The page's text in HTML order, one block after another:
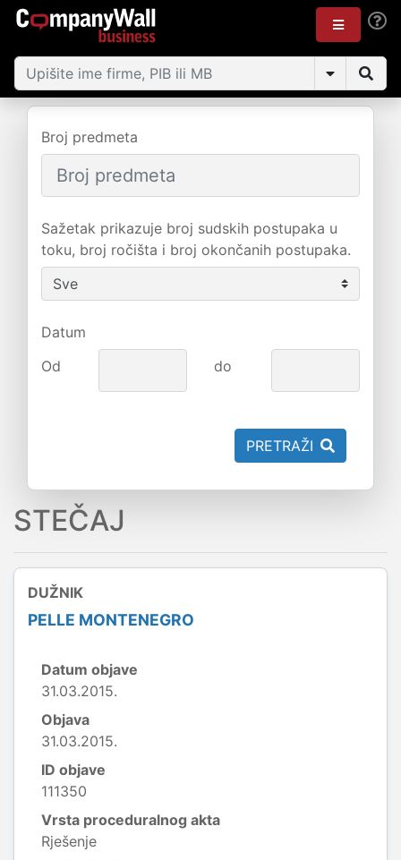
Broj predmeta
Sažetak prikazuje broj sudskih postupaka u
toku, broj ročišta i broj okončanih postupaka.
Datum
Od
do
PRETRAŽI
STEČAJ
DUŽNIK
PELLE MONTENEGRO
Datum objave
31.03.2015.
Objava
31.03.2015.
ID objave
111350
Vrsta proceduralnog akta
Rješenje